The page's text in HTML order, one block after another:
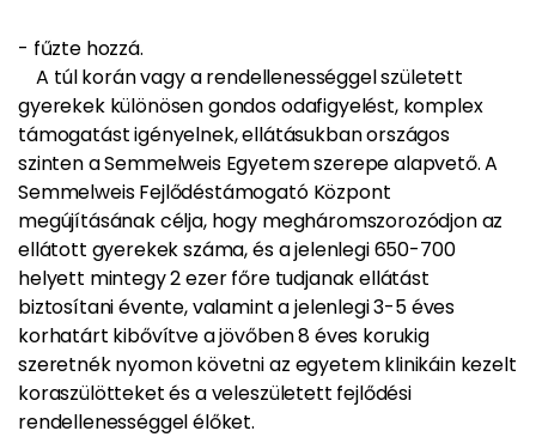
- fűzte hozzá.
A túl korán vagy a rendellenességgel született
gyerekek különösen gondos odafigyelést, komplex
támogatást igényelnek, ellátásukban országos
szinten a Semmelweis Egyetem szerepe alapvető. A
Semmelweis Fejlődéstámogató Központ
megújításának célja, hogy megháromszorozódjon az
ellátott gyerekek száma, és a jelenlegi 650-700
helyett mintegy 2 ezer főre tudjanak ellátást
biztosítani évente, valamint a jelenlegi 3-5 éves
korhatárt kibővítve a jövőben 8 éves korukig
szeretnék nyomon követni az egyetem klinikáin kezelt
koraszülötteket és a veleszületett fejlődési
rendellenességgel élőket.